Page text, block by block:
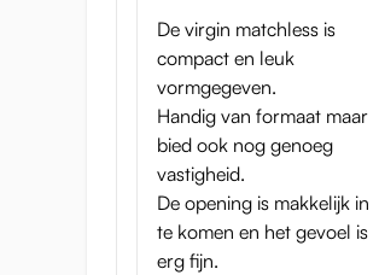
te nemen. Ook leuk als cadeau,
aantrekkelijke prijs niveau.
Afmetingen:
Lengte: 14cm
Hoogte: 7cm
Gewicht: 343 gram
De virgin matchless is
compact en leuk
vormgegeven.
Handig van formaat maar
bied ook nog genoeg
vastigheid.
De opening is makkelijk in
te komen en het gevoel is
erg fijn.